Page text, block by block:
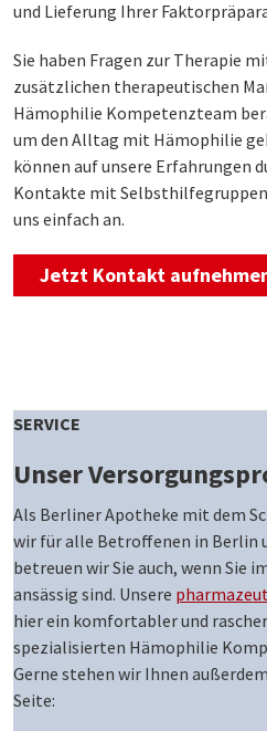
und Lieferung Ihrer
Sie haben Fragen zur Therapie
zusätzlichen therapeutischen
Hämophilie Kompetenzteam
um den Alltag mit Hämophilie
können auf unsere Erfahrungen
Kontakte mit Selbsthilfegruppen
uns einfach an.
Jetzt Kontakt
SERVICE
Unser
Als Berliner Apotheke mit dem
wir für alle Betroffenen in Berlin
betreuen wir Sie auch, wenn Sie
ansässig sind. Unsere
hier ein komfortabler und
spezialisierten Hämophilie
Gerne stehen wir Ihnen
Seite: